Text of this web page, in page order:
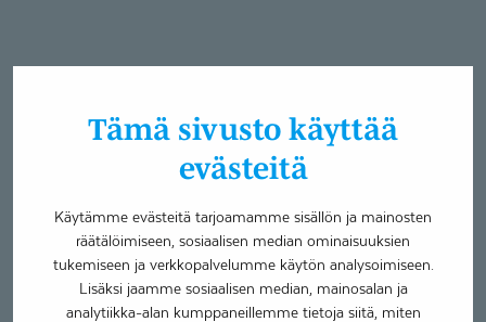
Tämä sivusto käyttää
evästeitä
Käytämme evästeitä tarjoamamme sisällön ja mainosten
räätälöimiseen, sosiaalisen median ominaisuuksien
tukemiseen ja verkkopalvelumme käytön analysoimiseen.
Lisäksi jaamme sosiaalisen median, mainosalan ja
analytiikka-alan kumppaneillemme tietoja siitä, miten